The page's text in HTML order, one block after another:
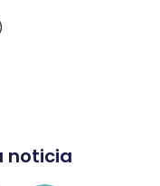
noticia